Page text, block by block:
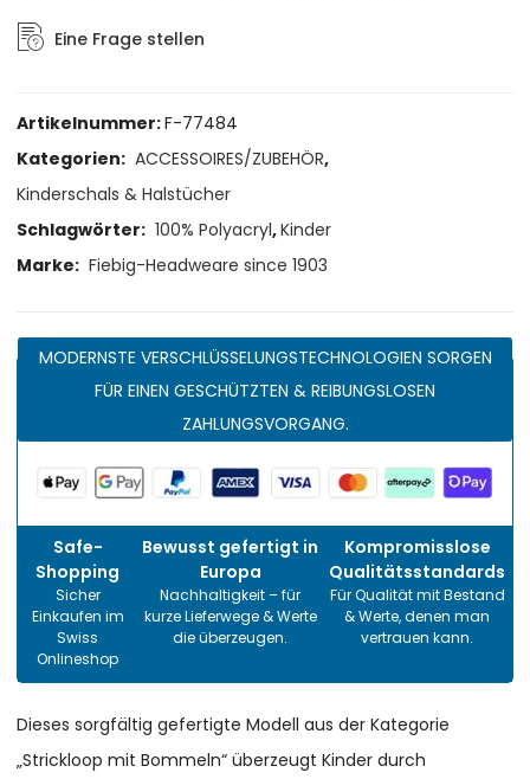
Eine Frage stellen
Artikelnummer:F-77484
Kategorien: ACCESSOIRES/ZUBEHÖR,
Kinderschals & Halstücher
Schlagwörter: 100% Polyacryl,Kinder
Marke: Fiebig-Headweare since 1903
MODERNSTE VERSCHLÜSSELUNGSTECHNOLOGIEN SORGEN
FÜR EINEN GESCHÜTZTEN & REIBUNGSLOSEN
ZAHLUNGSVORGANG.
Safe-
Shopping
Sicher
Einkaufen im
Swiss
Onlineshop
Bewusst gefertigt in
Europa
Nachhaltigkeit – für
kurze Lieferwege & Werte
die überzeugen.
Kompromisslose
Qualitätsstandards
Für Qualität mit Bestand
& Werte, denen man
vertrauen kann.
Dieses sorgfältig gefertigte Modell aus der Kategorie
„Strickloop mit Bommeln“ überzeugt Kinder durch